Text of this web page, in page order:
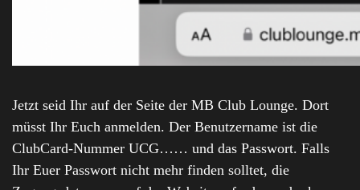
Jetzt seid Ihr auf der Seite der MB Club Lounge. Dort
müsst Ihr Euch anmelden. Der Benutzername ist die
ClubCard-Nummer UCG…… und das Passwort. Falls
Ihr Euer Passwort nicht mehr finden solltet, die